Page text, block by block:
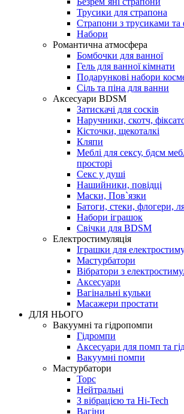
Трусики для страпона
Страпони з трусиками та
Набори
Романтична атмосфера
Бомбочки для ванної
Гель для ванної кімнати
Подарункові набори
Сіль та піна для ванни
Аксесуари BDSM
Затискачі для сосків
Наручники, скотч,
Кісточки, щекоталкі
Кляпи
Меблі для сексу, бдсм
просторі
Секс у душі
Нашийники, повідці
Маски, Пов`язки
Батоги, стеки, флогери,
Набори іграшок
Свічки для BDSM
Електростимуляція
Іграшки для
Мастурбатори
Вібратори з
Аксесуари
Вагінальні кульки
Масажери простати
ДЛЯ НЬОГО
Вакуумні та гідропомпи
Гідромпи
Аксесуари для помп та
Вакуумні помпи
Мастурбатори
Торс
Нейтральні
З вібрацією та Hi-Tech
Вагіни